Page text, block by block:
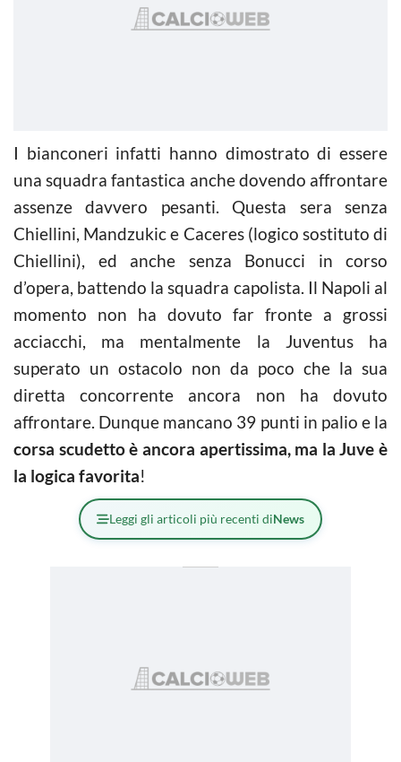
I bianconeri infatti hanno dimostrato di essere
una squadra fantastica anche dovendo affrontare
assenze davvero pesanti. Questa sera senza
Chiellini, Mandzukic e Caceres (logico sostituto di
Chiellini), ed anche senza Bonucci in corso
d’opera, battendo la squadra capolista. Il Napoli al
momento non ha dovuto far fronte a grossi
acciacchi, ma mentalmente la Juventus ha
superato un ostacolo non da poco che la sua
diretta concorrente ancora non ha dovuto
affrontare. Dunque mancano 39 punti in palio e la
corsa scudetto è ancora apertissima, ma la Juve è
la logica favorita!
Leggi gli articoli più recenti diNews